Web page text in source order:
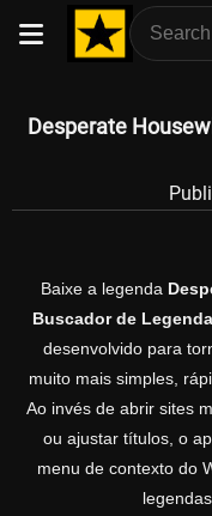
Desperate
Baixe a legenda
Buscador de Legenda
desenvolvido para
muito mais simples,
Ao invés de abrir sites
ou ajustar títulos, o
menu de contexto do